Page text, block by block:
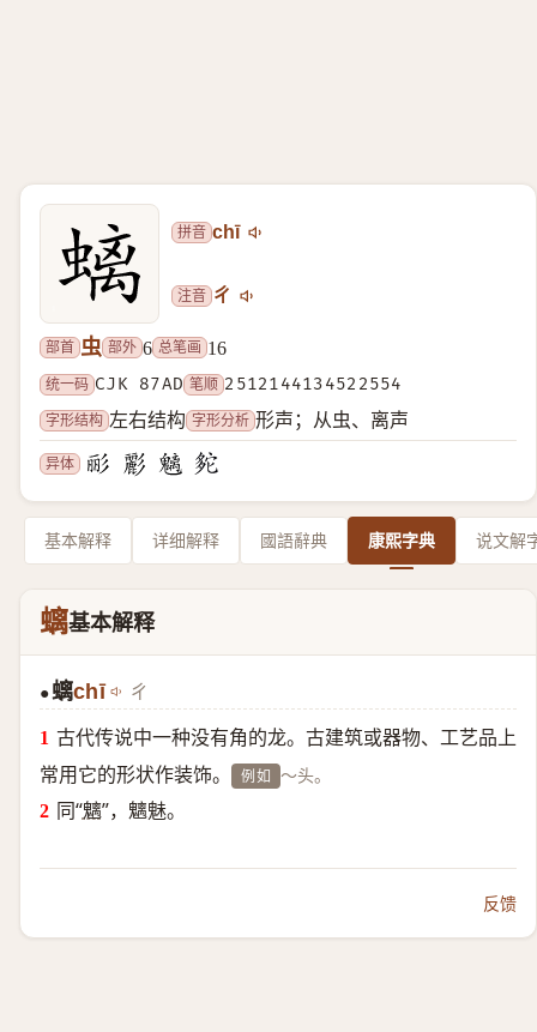
拼音 chī
注音 ㄔ
部首 虫 部外 6 总笔画 16
统一码 CJK 87AD 笔顺 2512144134522554
字形结构 左右结构 字形分析 形声；从虫、离声
异体
基本解释 详细解释 國語辭典 康熙字典 说文解
螭基本解释
●螭chī ㄔ
古代传说中一种没有角的龙。古建筑或器物、工艺品上
常用它的形状作装饰。
例如 ～头。
同“魑”，魑魅。
反馈